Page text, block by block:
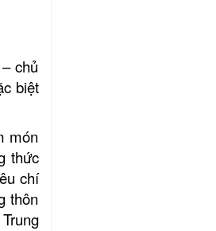
chủ
biệt
món
thức
chí
thôn